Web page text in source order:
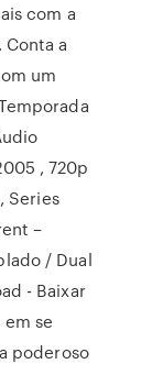
com a
a
um
, 720p
Series
–
/ Dual
- Baixar
em se
poderoso